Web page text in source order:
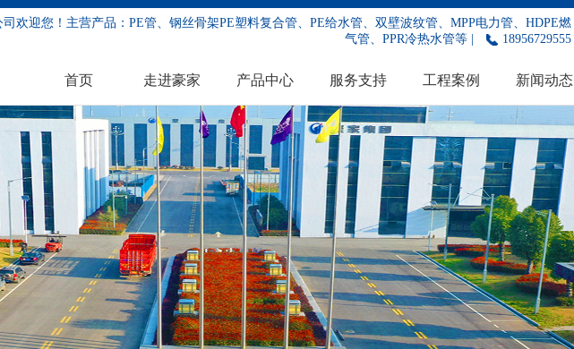
司欢迎您！主营产品：PE管、钢丝骨架PE塑料复合管、PE给水管、双壁波纹管、MPP电力管、HDPE燃
气管、PPR冷热水管等 |
18956729555
首页 走进豪家 产品中心 服务支持 工程案例 新闻动态